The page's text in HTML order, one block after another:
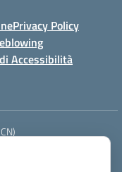
Privacy Policy
Accessibilità